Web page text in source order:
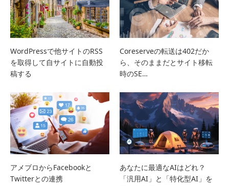
WordPressで他サイトのRSS
を取得して自サイトに自動投
稿する
Coreserveの転送は402だか
ら、そのままだとサイト移転
時のSE…
アメブロからFacebookと
Twitterとの連携
あなたに最適なAIはどれ？
「汎用AI」と「特化型AI」を